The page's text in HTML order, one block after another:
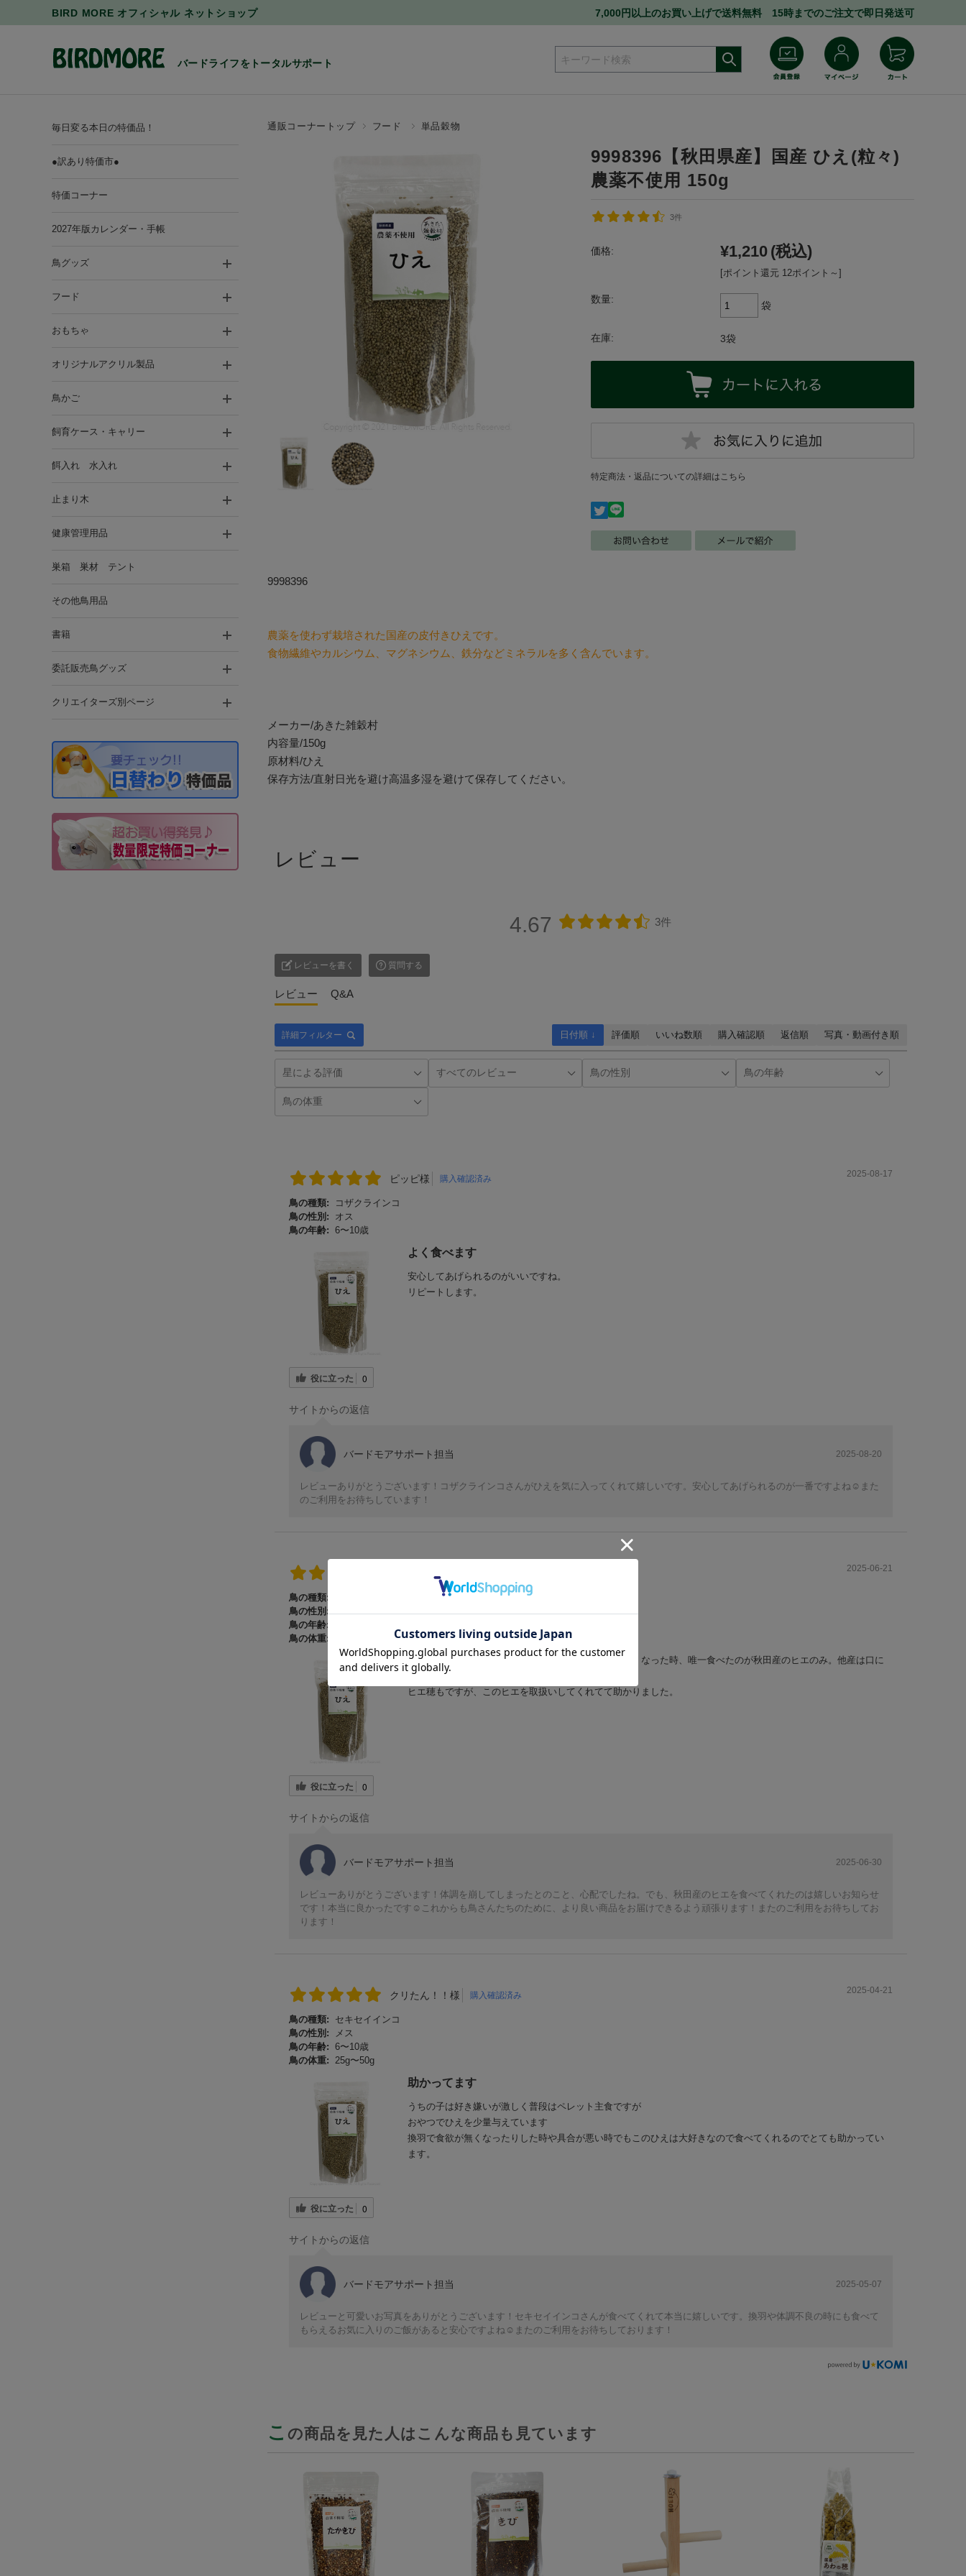
BIRD MORE オフィシャル ネットショップ 7,000円以上のお買い上げで送料無料 15時までのご注文で即日発送可
バードライフをトータルサポート
通販コーナートップ フード 単品穀物
9998396【秋田県産】国産 ひえ(粒々)
農薬不使用 150g
3件
価格: ¥1,210 (税込)
[ポイント還元 12ポイント～]
数量:
袋
在庫: 3袋
特定商法・返品についての詳細はこちら
9998396
農薬を使わず栽培された国産の皮付きひえです。
食物繊維やカルシウム、マグネシウム、鉄分などミネラルを多く含んでいます。
メーカー/あきた雑穀村
内容量/150g
原材料/ひえ
保存方法/直射日光を避け高温多湿を避けて保存してください。
レビュー
4.67 3件
レビューを書く 質問する
レビュー Q&A
詳細フィルター 日付順 ↓ 評価順 いいね数順 購入確認順 返信順 写真・動画付き順
ピッピ様 購入確認済み 2025-08-17
鳥の種類:
コザクラインコ
鳥の性別:
オス
鳥の年齢: 6〜10歳
よく食べます
安心してあげられるのがいいですね。
リピートします。
役に立った 0
サイトからの返信
バードモアサポート担当 2025-08-20
レビューありがとうございます！コザクラインコさんがひえを気に入ってくれて嬉しいです。安心してあげられるのが一番ですよね☺️また
のご利用をお待ちしています！
2025-06-21
鳥の種類:
鳥の性別: メス
鳥の年齢:
鳥の体重:
体調を崩して今まで大好きだった粟穂さえも口にしなくなった時、唯一食べたのが秋田産のヒエのみ。他産は口に
しないのに秋田産だけ良く食べてくれました。
ヒエ穂もですが、このヒエを取扱いしてくれてて助かりました。
役に立った 0
サイトからの返信
バードモアサポート担当 2025-06-30
レビューありがとうございます！体調を崩してしまったとのこと、心配でしたね。でも、秋田産のヒエを食べてくれたのは嬉しいお知らせ
です！本当に良かったです☺️これからも鳥さんたちのために、より良い商品をお届けできるよう頑張ります！またのご利用をお待ちしてお
ります！
クリたん！！様 購入確認済み 2025-04-21
鳥の種類:
セキセイインコ
鳥の性別:
メス
鳥の年齢: 6〜10歳
鳥の体重: 25g〜50g
助かってます
うちの子は好き嫌いが激しく普段はペレット主食ですが
おやつでひえを少量与えています
換羽で食欲が無くなったりした時や具合が悪い時でもこのひえは大好きなので食べてくれるのでとても助かってい
ます。
役に立った 0
サイトからの返信
バードモアサポート担当 2025-05-07
レビューと可愛いお写真をありがとうございます！セキセイインコさんが食べてくれて本当に嬉しいです。換羽や体調不良の時にも食べて
もらえるお気に入りのご飯があると安心ですよね☺️またのご利用をお待ちしております！
こ の商品を見た人はこんな商品も見ています
毎日変る本日の特価品！
●訳あり特価市●
特価コーナー
2027年版カレンダー・手帳
鳥グッズ
フード
おもちゃ
オリジナルアクリル製品
鳥かご
飼育ケース・キャリー
餌入れ 水入れ
止まり木
健康管理用品
巣箱 巣材 テント
その他鳥用品
書籍
委託販売鳥グッズ
クリエイターズ別ページ